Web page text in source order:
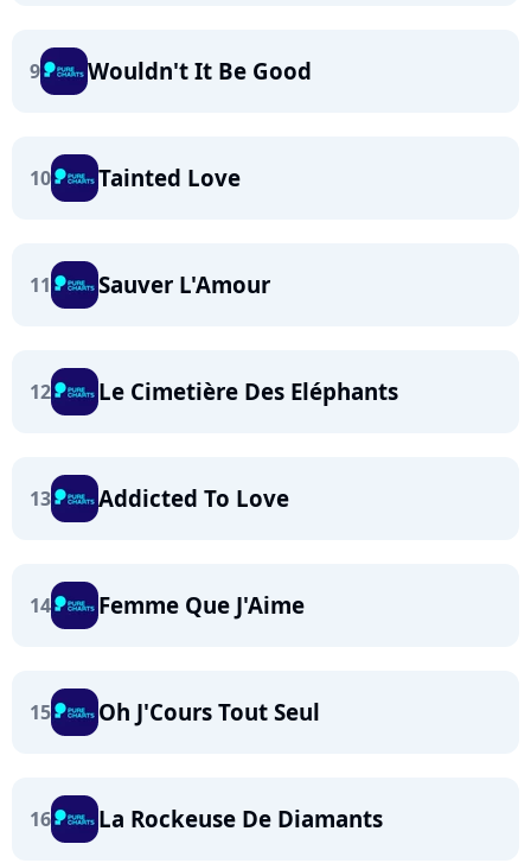
9 Wouldn't It Be Good
10 Tainted Love
11 Sauver L'Amour
12 Le Cimetière Des Eléphants
13 Addicted To Love
14 Femme Que J'Aime
15 Oh J'Cours Tout Seul
16 La Rockeuse De Diamants